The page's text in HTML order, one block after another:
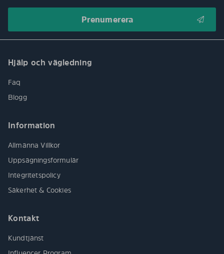
Hjälp och vägledning
Faq
Blogg
Information
Allmänna Villkor
Uppsägningsformulär
Integritetspolicy
Säkerhet & Cookies
Kontakt
Kundtjänst